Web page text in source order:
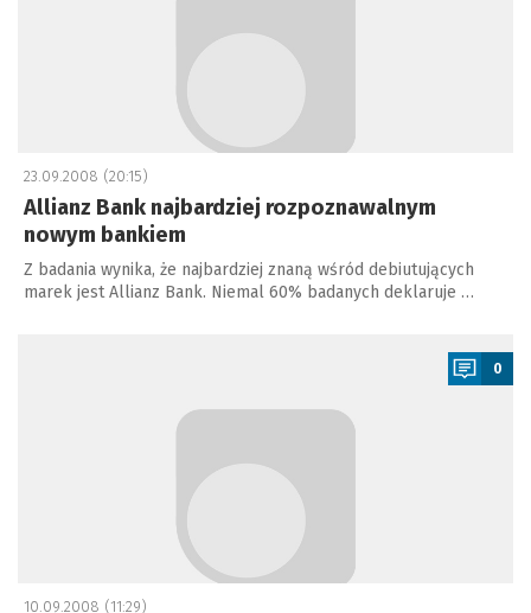
23.09.2008 (20:15)
Allianz Bank najbardziej rozpoznawalnym
nowym bankiem
Z badania wynika, że najbardziej znaną wśród debiutujących
marek jest Allianz Bank. Niemal 60% badanych deklaruje …
0
10.09.2008 (11:29)